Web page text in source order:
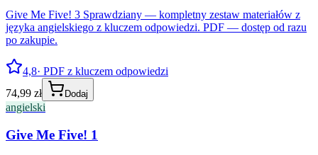
Give Me Five! 3 Sprawdziany — kompletny zestaw materiałów z
języka angielskiego z kluczem odpowiedzi. PDF — dostęp od razu
po zakupie.
4,8· PDF z kluczem odpowiedzi
74,99 zł
Dodaj
angielski
Give Me Five! 1